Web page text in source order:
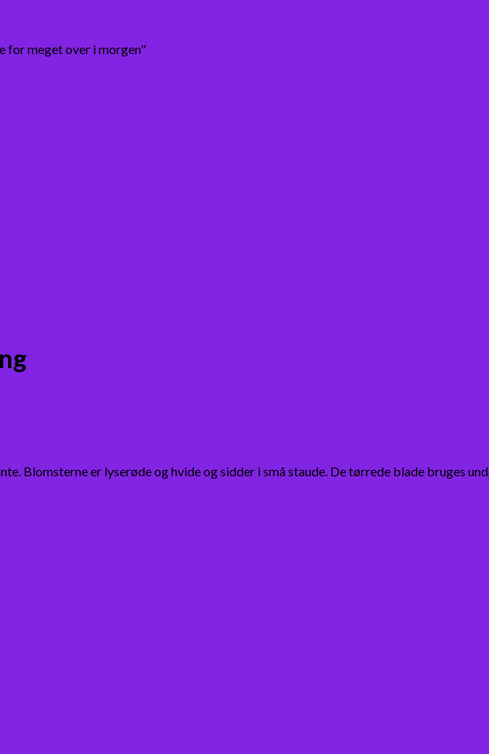
for meget over i morgen"
Blomsterne er lyserøde og hvide og sidder i små staude. De tørrede blade bruges